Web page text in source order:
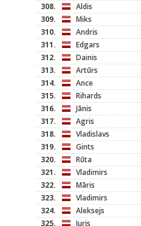
308.
Aldis
309.
Miks
310.
Andris
311.
Edgars
312.
Dainis
313.
Artūrs
314.
Ance
315.
Rihards
316.
Jānis
317.
Agris
318.
Vladislavs
319.
Gints
320.
Rūta
321.
Vladimirs
322.
Māris
323.
Vladimirs
324.
Aleksejs
325.
Juris